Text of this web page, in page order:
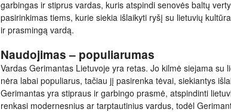
garbingas ir stiprus vardas, kuris atspindi senovės baltų
pasirinkimas tiems, kurie siekia išlaikyti ryšį su lietuvių
ir prasmingą vardą.
Naudojimas – populiarumas
Vardas Gerimantas Lietuvoje yra retas. Jo kilmė siejama su
nėra labai populiarus, tačiau jį pasirenka tėvai, siekiantys
Gerimantas yra stipraus ir garbingo prasmė, atspindinti
renkasi modernesnius ar tarptautinius vardus, todėl